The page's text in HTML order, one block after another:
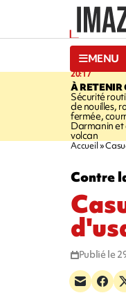
MENU
20:17
À RETENIR
Sécurité
de nouilles,
fermée,
Darmanin
volcan
Accueil
Contre
Publié le